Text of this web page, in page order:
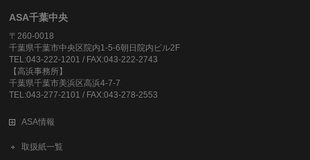
ASA千葉中央
〒260-0018
千葉県千葉市中央区院内1-5-6朝日院内ビル2F
TEL:043-222-1201 / FAX:043-222-2743
【高浜事務所】
千葉県千葉市美浜区高浜4-7-7
TEL:043-277-2101 / FAX:043-278-2553
ASA情報
取扱紙一覧